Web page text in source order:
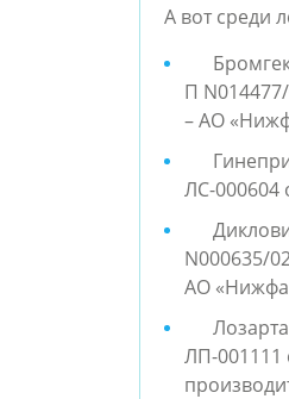
А вот среди
П
– АО
ЛС-000604
N000635/
АО
ЛП-001111